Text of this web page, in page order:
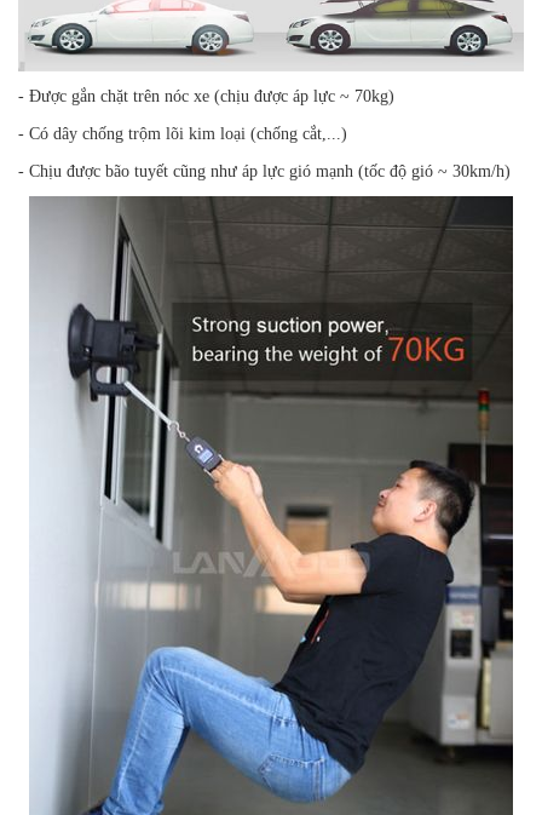
- Được gắn chặt trên nóc xe (chịu được áp lực ~ 70kg)
- Có dây chống trộm lõi kim loại (chống cắt,...)
- Chịu được bão tuyết cũng như áp lực gió mạnh (tốc độ gió ~ 30km/h)